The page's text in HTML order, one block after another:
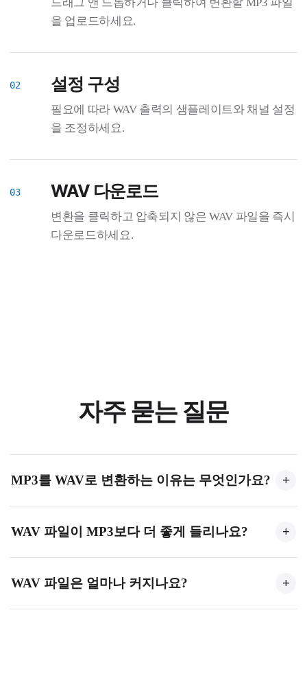
을 업로드하세요.
설정 구성
필요에 따라 WAV 출력의 샘플레이트와 채널 설정
을 조정하세요.
WAV 다운로드
변환을 클릭하고 압축되지 않은 WAV 파일을 즉시
다운로드하세요.
자주 묻는 질문
MP3를 WAV로 변환하는 이유는 무엇인가요? +
비압축 형식입니다. WAV로 변환하면 다시 인코딩할
WAV 파일이 MP3보다 더 좋게 들리나요? +
지는 않지만, 편집이나 처리 중에 음질이 더 저하되는
WAV 파일은 얼마나 커지나요? +